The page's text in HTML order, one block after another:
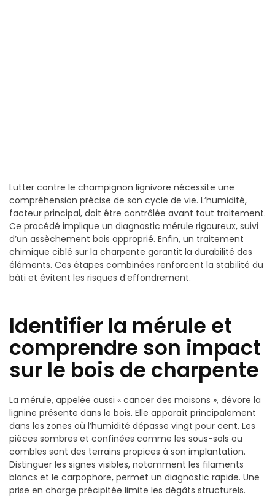
Lutter contre le champignon lignivore nécessite une
compréhension précise de son cycle de vie. L’humidité,
facteur principal, doit être contrôlée avant tout traitement.
Ce procédé implique un diagnostic mérule rigoureux, suivi
d’un assèchement bois approprié. Enfin, un traitement
chimique ciblé sur la charpente garantit la durabilité des
éléments. Ces étapes combinées renforcent la stabilité du
bâti et évitent les risques d’effondrement.
Identifier la mérule et
comprendre son impact
sur le bois de charpente
La mérule, appelée aussi « cancer des maisons », dévore la
lignine présente dans le bois. Elle apparaît principalement
dans les zones où l’humidité dépasse vingt pour cent. Les
pièces sombres et confinées comme les sous-sols ou
combles sont des terrains propices à son implantation.
Distinguer les signes visibles, notamment les filaments
blancs et le carpophore, permet un diagnostic rapide. Une
prise en charge précipitée limite les dégâts structurels.